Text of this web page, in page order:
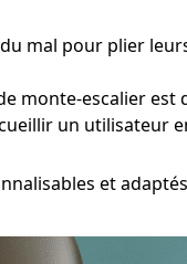
mal pour plier
monte-escalier
un utilisateur
et